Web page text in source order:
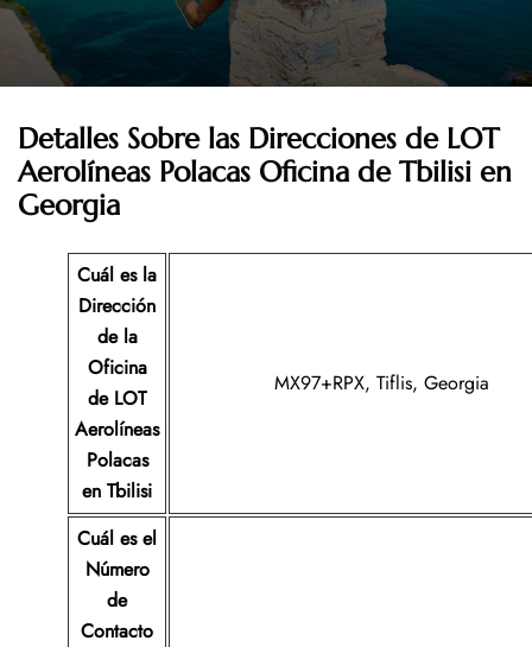
Detalles Sobre las Direcciones de LOT
Aerolíneas Polacas Oficina de Tbilisi en
Georgia
Cuál es la
Dirección
de la
Oficina
de LOT
Aerolíneas
Polacas
en Tbilisi
MX97+RPX, Tiflis, Georgia
Cuál es el
Número
de
Contacto